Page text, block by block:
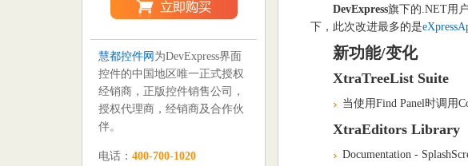
DevExpress旗下的.NET用
下，此次改进最多的是
新功能/变化
XtraTreeList Suite
当使用Find Panel时调用
XtraEditors Library
Documentation -
慧都控件网 为DevExpress界面
控件的中国地区唯一正式授权
经销商，正版控件销售公司，
授权代理商，经销商及合作伙
伴。
电话：400-700-1020